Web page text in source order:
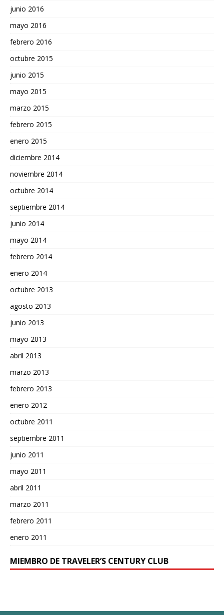
junio 2016
mayo 2016
febrero 2016
octubre 2015
junio 2015
mayo 2015
marzo 2015
febrero 2015
enero 2015
diciembre 2014
noviembre 2014
octubre 2014
septiembre 2014
junio 2014
mayo 2014
febrero 2014
enero 2014
octubre 2013
agosto 2013
junio 2013
mayo 2013
abril 2013
marzo 2013
febrero 2013
enero 2012
octubre 2011
septiembre 2011
junio 2011
mayo 2011
abril 2011
marzo 2011
febrero 2011
enero 2011
MIEMBRO DE TRAVELER’S CENTURY CLUB